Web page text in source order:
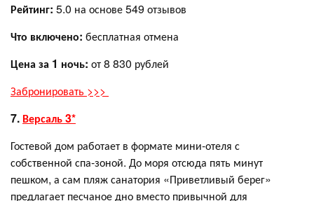
Рейтинг: 5.0 на основе 549 отзывов
Что включено: бесплатная отмена
Цена за 1 ночь: от 8 830 рублей
Забронировать >>>
7. Версаль 3*
Гостевой дом работает в формате мини-отеля с
собственной спа-зоной. До моря отсюда пять минут
пешком, а сам пляж санатория «Приветливый берег»
предлагает песчаное дно вместо привычной для